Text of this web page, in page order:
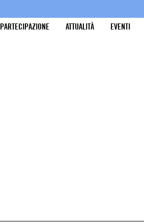
PARTECIPAZIONE ATTUALITÀ EVENTI